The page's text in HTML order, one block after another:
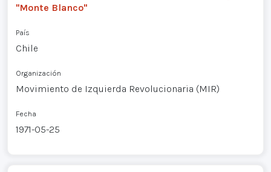
"Monte Blanco"
País
Chile
Organización
Movimiento de Izquierda Revolucionaria (MIR)
Fecha
1971-05-25